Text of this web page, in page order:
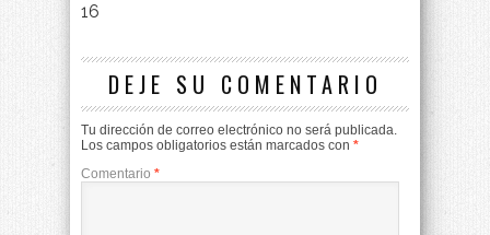
16
DEJE SU COMENTARIO
Tu dirección de correo electrónico no será publicada.
Los campos obligatorios están marcados con *
Comentario *